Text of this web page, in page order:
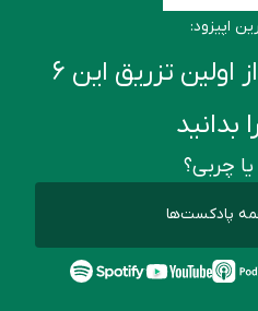
اپیزود:
آمپول لاغری: قبل از اولین تزریق این ۶
بدانید
چربی؟
پادکست‌ها